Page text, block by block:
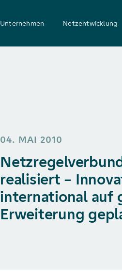
Unternehmen Netzentwicklung
04. MAI 2010
realisiert –
international auf
Erweiterung